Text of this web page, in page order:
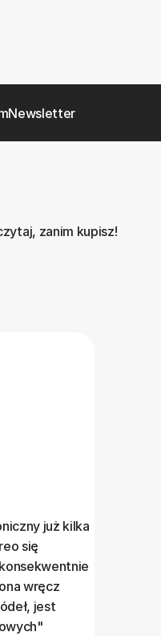
Newsletter
zanim kupisz!
już kilka
się
wręcz
jest